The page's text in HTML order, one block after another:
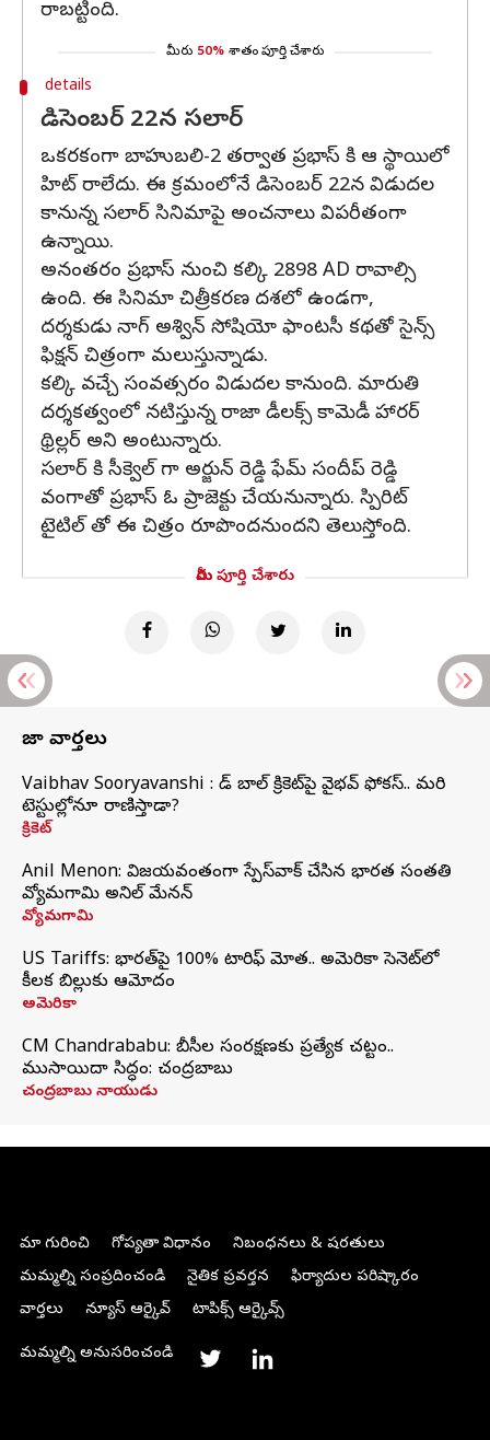
రాబట్టింది.
మీరు 50% శాతం పూర్తి చేశారు
details
డిసెంబర్ 22న సలార్
ఒకరకంగా బాహుబలి-2 తర్వాత ప్రభాస్ కి ఆ స్థాయిలో
హిట్ రాలేదు. ఈ క్రమంలోనే డిసెంబర్ 22న విడుదల
కానున్న సలార్ సినిమాపై అంచనాలు విపరీతంగా
ఉన్నాయి.
అనంతరం ప్రభాస్ నుంచి కల్కి 2898 AD రావాల్సి
ఉంది. ఈ సినిమా చిత్రీకరణ దశలో ఉండగా,
దర్శకుడు నాగ్ అశ్విన్ సోషియో ఫాంటసీ కథతో సైన్స్
ఫిక్షన్ చిత్రంగా మలుస్తున్నాడు.
కల్కి వచ్చే సంవత్సరం విడుదల కానుంది. మారుతి
దర్శకత్వంలో నటిస్తున్న రాజా డీలక్స్ కామెడీ హారర్
థ్రిల్లర్ అని అంటున్నారు.
సలార్ కి సీక్వెల్ గా అర్జున్ రెడ్డి ఫేమ్ సందీప్ రెడ్డి
వంగాతో ప్రభాస్ ఓ ప్రాజెక్టు చేయనున్నారు. స్పిరిట్
టైటిల్ తో ఈ చిత్రం రూపొందనుందని తెలుస్తోంది.
మీరు పూర్తి చేశారు
తాజా వార్తలు
Vaibhav Sooryavanshi : రెడ్ బాల్ క్రికెట్‌పై వైభవ్ ఫోకస్.. మరి
టెస్టుల్లోనూ రాణిస్తాడా?
క్రికెట్
Anil Menon: విజయవంతంగా స్పేస్‌వాక్‌ చేసిన భారత సంతతి
వ్యోమగామి అనిల్‌ మేనన్
వ్యోమగామి
US Tariffs: భారత్‌పై 100% టారిఫ్‌ మోత.. అమెరికా సెనెట్‌లో
కీలక బిల్లుకు ఆమోదం
అమెరికా
CM Chandrababu: బీసీల సంరక్షణకు ప్రత్యేక చట్టం..
ముసాయిదా సిద్ధం: చంద్రబాబు
చంద్రబాబు నాయుడు
మా గురించి గోప్యతా విధానం
నిబంధనలు & షరతులు
మమ్మల్ని సంప్రదించండి
నైతిక ప్రవర్తన
ఫిర్యాదుల పరిష్కారం
వార్తలు
న్యూస్ ఆర్కైవ్ టాపిక్స్ ఆర్కైవ్స్
మమ్మల్ని అనుసరించండి